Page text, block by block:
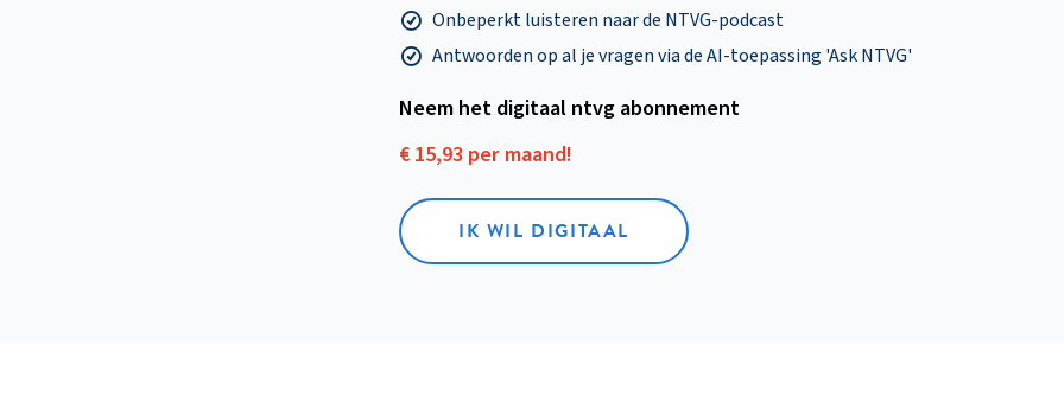
Onbeperkt luisteren naar de NTVG-podcast
Antwoorden op al je vragen via de AI-toepassing 'Ask NTVG'
Neem het digitaal ntvg abonnement
€ 15,93 per maand!
IK WIL DIGITAAL